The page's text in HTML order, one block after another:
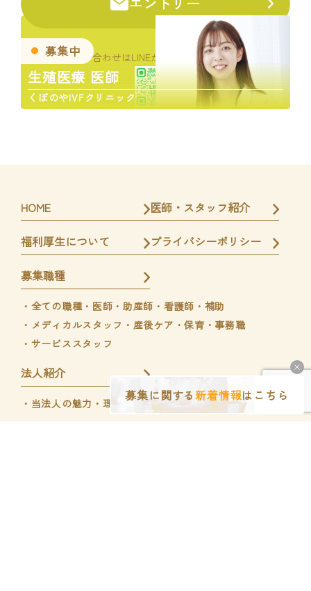
募集中
生殖医療 医師
くぼのやIVFクリニック
募集に関する新着情報はこちら
お問い合わせはLINEからお気軽にどうぞ。
HOME 医師・スタッフ紹介
福利厚生について プライバシーポリシー
募集職種
・全ての職種 ・医師 ・助産師・看護師・補助
・メディカルスタッフ ・産後ケア・保育 ・事務職
・サービススタッフ
法人紹介
・当法人の魅力 ・理事長インタビュー